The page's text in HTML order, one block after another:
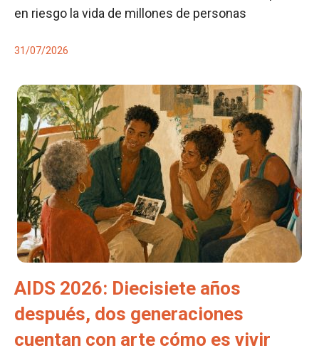
en riesgo la vida de millones de personas
31/07/2026
AIDS 2026: Diecisiete años
después, dos generaciones
cuentan con arte cómo es vivir